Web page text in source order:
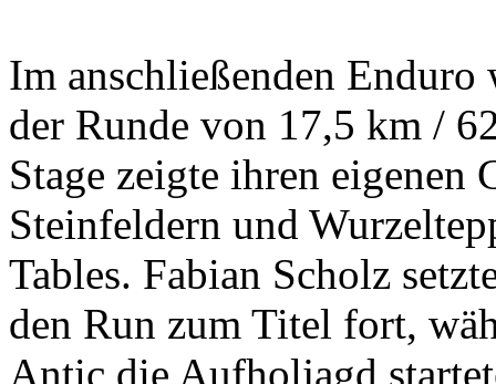
Im anschließenden Enduro
der Runde von 17,5 km /
Stage zeigte ihren eigenen
Steinfeldern und
Tables. Fabian Scholz
den Run zum Titel fort,
Antic die Aufholjagd